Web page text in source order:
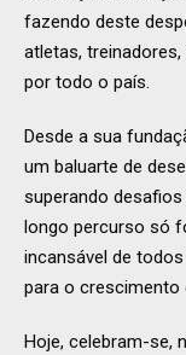
fazendo deste
atletas,
por todo o país.
Desde a sua
um baluarte de
superando
longo percurso só
incansável de
para o crescimento
Hoje, celebram-se,